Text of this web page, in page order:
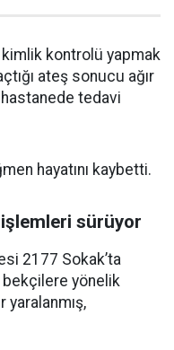
kimlik kontrolü yapmak
ateş sonucu ağır
tedavi
hayatını kaybetti.
işlemleri sürüyor
2177 Sokak’ta
yönelik
yaralanmış,